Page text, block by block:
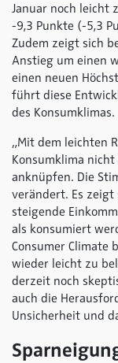
Januar noch leicht
-9,3 Punkte (-5,3
Zudem zeigt sich
Anstieg um einen
einen neuen
führt diese
des Konsumklimas.
„Mit dem leichten
Konsumklima
anknüpfen. Die
verändert. Es zeigt
steigende
als konsumiert
Consumer Climate
wieder leicht zu
derzeit noch
auch die
Unsicherheit und